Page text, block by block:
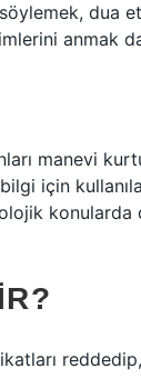
dua
anmak
manevi
için
konularda
reddedip,